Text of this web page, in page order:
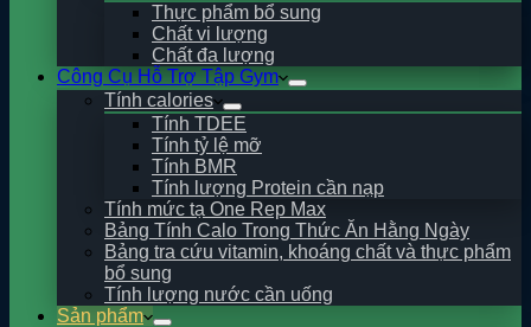
Thực phẩm bổ sung
Chất vi lượng
Chất đa lượng
Công Cụ Hỗ Trợ Tập Gym
Tính calories
Tính TDEE
Tính tỷ lệ mỡ
Tính BMR
Tính lượng Protein cần nạp
Tính mức tạ One Rep Max
Bảng Tính Calo Trong Thức Ăn Hằng Ngày
Bảng tra cứu vitamin, khoáng chất và thực phẩm
bổ sung
Tính lượng nước cần uống
Sản phẩm